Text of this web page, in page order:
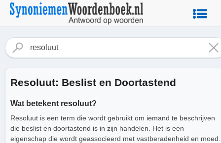
Resoluut: Beslist en Doortastend
Wat betekent resoluut?
Resoluut is een term die wordt gebruikt om iemand te beschrijven
die beslist en doortastend is in zijn handelen. Het is een
eigenschap die wordt geassocieerd met vastberadenheid en moed.